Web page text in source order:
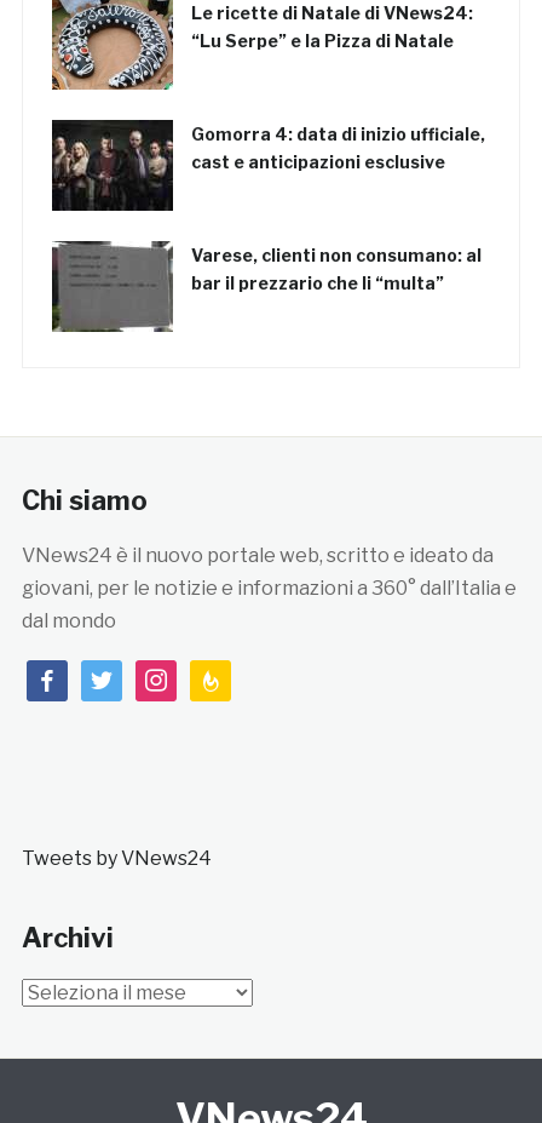
Le ricette di Natale di VNews24:
“Lu Serpe” e la Pizza di Natale
Gomorra 4: data di inizio ufficiale,
cast e anticipazioni esclusive
Varese, clienti non consumano: al
bar il prezzario che li “multa”
Chi siamo
VNews24 è il nuovo portale web, scritto e ideato da
giovani, per le notizie e informazioni a 360° dall’Italia e
dal mondo
facebooktwitterinstagramfeedburner
Tweets by VNews24
Archivi
Archivi